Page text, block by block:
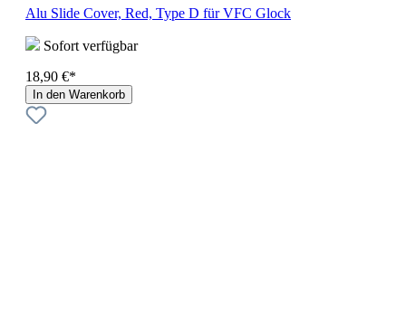
Alu Slide Cover, Red, Type D für VFC Glock
Sofort verfügbar
18,90 €*
In den Warenkorb